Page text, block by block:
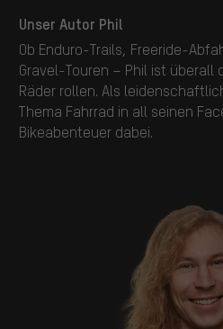
Unser Autor Phil
Ob Enduro-Trails, Freeride-
Gravel-Touren – Phil ist überall
Räder rollen. Als
Thema Fahrrad in all seinen
Bikeabenteuer dabei.